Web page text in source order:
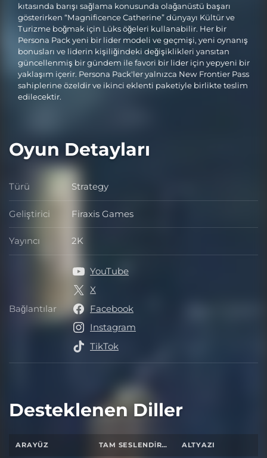
kıtasında barışı sağlama konusunda olağanüstü başarı
gösterirken “Magnificence Catherine” dünyayı Kültür ve
Turizme boğmak için Lüks öğeleri kullanabilir. Her bir
Persona Pack yeni bir lider modeli ve geçmişi, yeni oynanış
bonusları ve liderin kişiliğindeki değişiklikleri yansıtan
güncellenmiş bir gündem ile favori bir lider için yepyeni bir
yaklaşım içerir. Persona Pack'ler yalnızca New Frontier Pass
sahiplerine özeldir ve ikinci eklenti paketiyle birlikte teslim
edilecektir.
Oyun Detayları
Türü Türü
Strategy
Geliştirici Geliştirici
Firaxis Games
Yayıncı Yayıncı
2K
Bağlantılar Bağlantılar
YouTube
X
Facebook
Instagram
TikTok
Desteklenen Diller
ARAYÜZ TAM SESLENDIRME ALTYAZI